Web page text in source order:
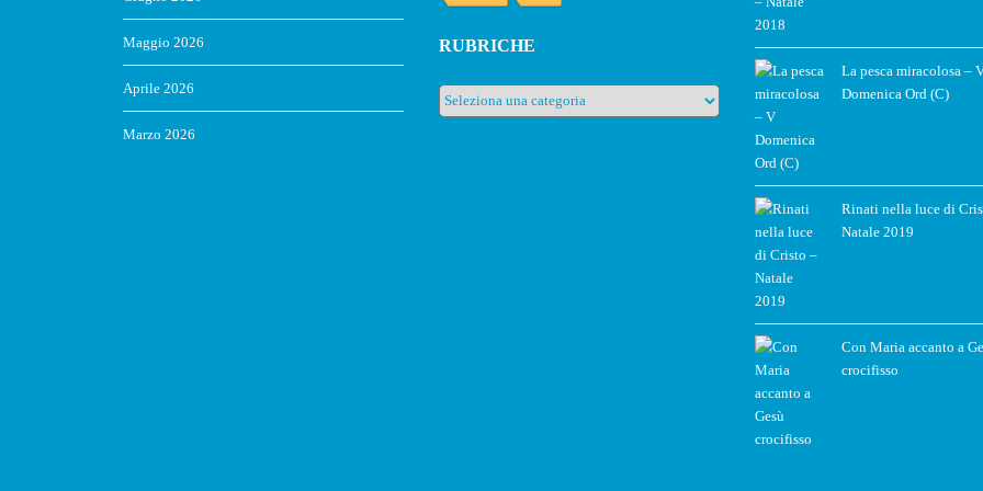
Maggio 2026
Aprile 2026
Marzo 2026
RUBRICHE
Rubriche
La pesca miracolosa –
Domenica Ord (C)
Rinati nella luce di
Natale 2019
Con Maria accanto a
crocifisso